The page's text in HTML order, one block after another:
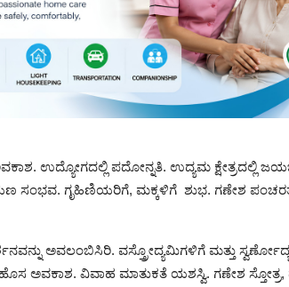
ಉದ್ಯೋಗದಲ್ಲಿ ಪದೋನ್ನತಿ. ಉದ್ಯಮ ಕ್ಷೇತ್ರದಲ್ಲಿ
ಸಂಭವ. ಗೃಹಿಣಿಯರಿಗೆ, ಮಕ್ಕಳಿಗೆ ಶುಭ. ಗಣೇಶ
ಅವಲಂಬಿಸಿರಿ. ವಸ್ತ್ರೋದ್ಯಮಿಗಳಿಗೆ ಮತ್ತು
ಹೊಸ ಅವಕಾಶ. ವಿವಾಹ ಮಾತುಕತೆ ಯಶಸ್ವಿ. ಗಣೇಶ ಸ್ತೋತ್ರ,